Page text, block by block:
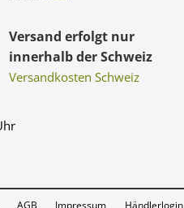
Versand erfolgt nur
innerhalb der Schweiz
Versandkosten Schweiz
AGB Impressum Händlerlogin